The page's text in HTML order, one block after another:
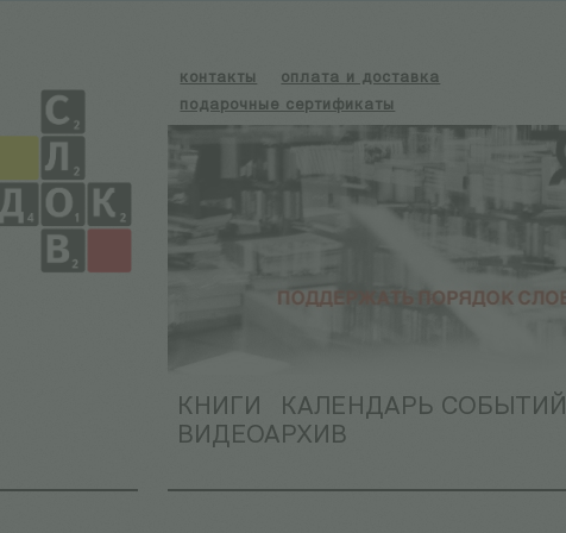
контакты
оплата и доставка
подарочные сертификаты
КНИГИ
КАЛЕНДАРЬ СОБЫТИЙ
ВИДЕОАРХИВ